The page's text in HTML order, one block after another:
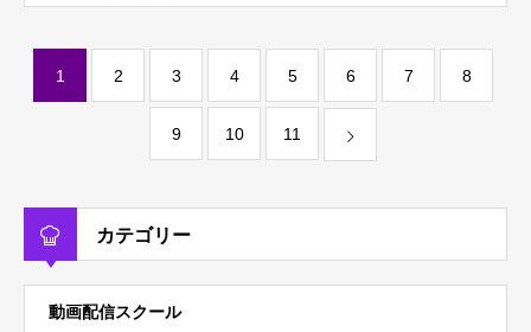
1 2 3 4 5 6 7 8
9 10 11
カテゴリー
動画配信スクール